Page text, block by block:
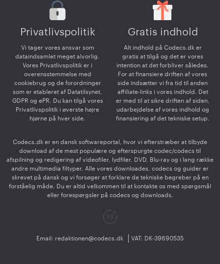
Privatlivspolitik
Vi tager vores ansvar som
dataindsamlet meget alvorlig.
Vores Privatlivspolitik er i
overensstemmelse med
cookiebrug og de forordninger
som er etableret af Datatilsynet,
GDPR og ePR. Du kan tilgå vores
Privatlivspolitik i øverste højre
hjørne på hver side.
Gratis indhold
Alt indhold på Codecs.dk er
gratis at tilgå og det er vores
intention at det forbliver således.
For at finansiere driften af vores
side indsætter vi fra tid til anden
affiliate-links i vores indhold. Det
er med til at sikre driften af siden,
udarbejdelse af vores indhold og
finansiering af det tekniske setup.
Codecs.dk er en dansk softwareportal, hvor vi efterstræber at tilbyde
download af de mest populære og efterspurgte codec/codecs til
afspilning og redigering af videofiler, lydfiler, DVD, Blu-ray og i lang række
andre multimedia filtyper. Alle vores downloades, codecs og guider er
skrevet på dansk og vi forsøger at forklare de tekniske begreber på en
forståelig måde. Du er altid velkommen til at kontakte os med spørgsmål
eller forespørgsler på codecs og downloads.
Email: redaktionen@codecs.dk VAT: DK-39690535